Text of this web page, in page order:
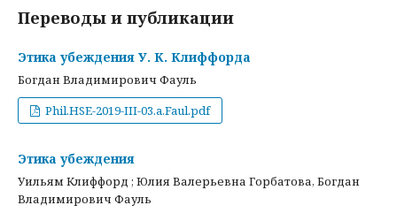
Переводы и публикации
Этика убеждения У. К. Клиффорда
Богдан Владимирович Фауль
Phil.HSE-2019-III-03.a.Faul.pdf
Этика убеждения
Уильям Клиффорд ; Юлия Валерьевна Горбатова, Богдан
Владимирович Фауль